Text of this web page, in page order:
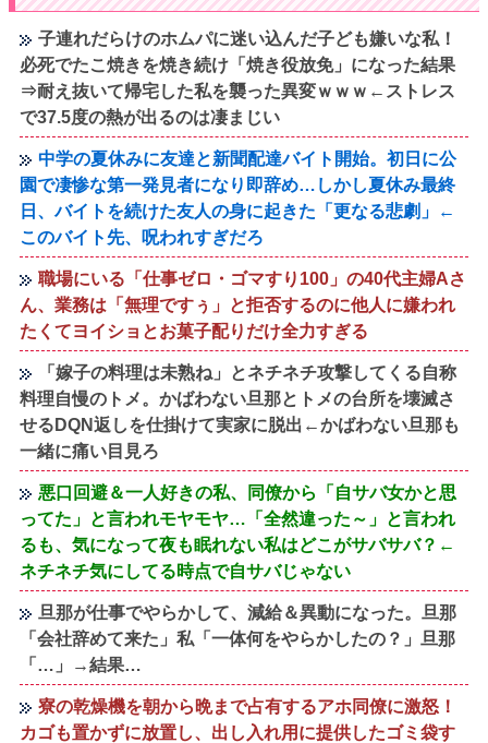
子連れだらけのホムパに迷い込んだ子ども嫌いな私！
必死でたこ焼きを焼き続け「焼き役放免」になった結果
⇒耐え抜いて帰宅した私を襲った異変ｗｗｗ←ストレス
で37.5度の熱が出るのは凄まじい
中学の夏休みに友達と新聞配達バイト開始。初日に公
園で凄惨な第一発見者になり即辞め…しかし夏休み最終
日、バイトを続けた友人の身に起きた「更なる悲劇」←
このバイト先、呪われすぎだろ
職場にいる「仕事ゼロ・ゴマすり100」の40代主婦Aさ
ん、業務は「無理ですぅ」と拒否するのに他人に嫌われ
たくてヨイショとお菓子配りだけ全力すぎる
「嫁子の料理は未熟ね」とネチネチ攻撃してくる自称
料理自慢のトメ。かばわない旦那とトメの台所を壊滅さ
せるDQN返しを仕掛けて実家に脱出←かばわない旦那も
一緒に痛い目見ろ
悪口回避＆一人好きの私、同僚から「自サバ女かと思
ってた」と言われモヤモヤ…「全然違った～」と言われ
るも、気になって夜も眠れない私はどこがサバサバ？←
ネチネチ気にしてる時点で自サバじゃない
旦那が仕事でやらかして、減給＆異動になった。旦那
「会社辞めて来た」私「一体何をやらかしたの？」旦那
「…」→結果…
寮の乾燥機を朝から晩まで占有するアホ同僚に激怒！
カゴも置かずに放置し、出し入れ用に提供したゴミ袋す